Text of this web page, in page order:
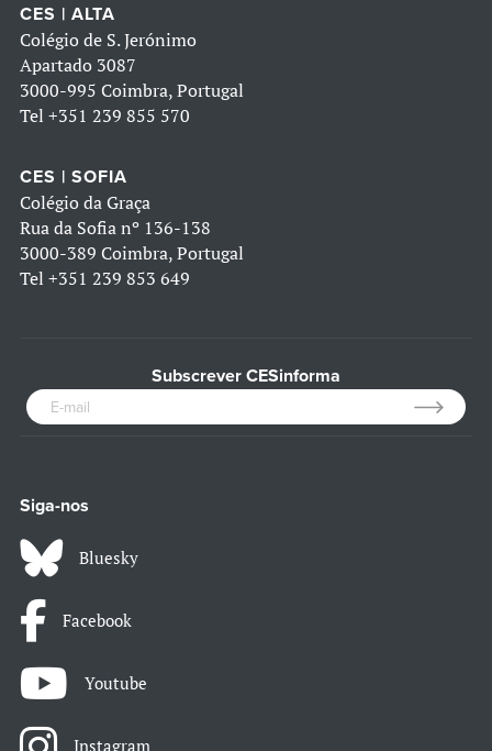
CES | ALTA
Colégio de S. Jerónimo
Apartado 3087
3000-995 Coimbra, Portugal
Tel +351 239 855 570
CES | SOFIA
Colégio da Graça
Rua da Sofia nº 136-138
3000-389 Coimbra, Portugal
Tel +351 239 853 649
Subscrever CESinforma
Siga-nos
Bluesky
Facebook
Youtube
Instagram